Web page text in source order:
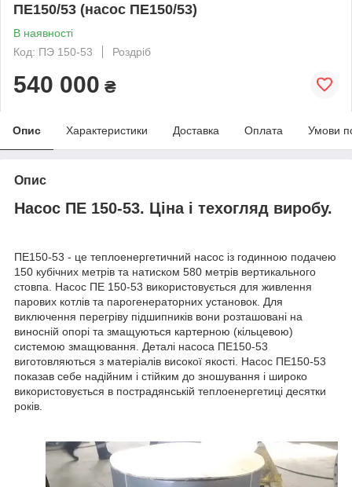
ПЕ150/53 (насос ПЕ150/53)
В наявності
Код: ПЭ 150-53
Роздріб
540 000 ₴
Опис Характеристики Доставка Оплата Умови
Опис
Насос ПЕ 150-53. Ціна і техогляд виробу.
ПЕ150-53 - це теплоенергетичний насос із годинною подачею
150 кубічних метрів та натиском 580 метрів вертикального
стовпа. Насос ПЕ 150-53 використовується для живлення
парових котлів та парогенераторних установок. Для
виключення перегріву підшипників вони розташовані на
виносній опорі та змащуються картерною (кільцевою)
системою змащювання. Деталі насоса ПЕ150-53
виготовляються з матеріалів високої якості. Насос ПЕ150-53
показав себе надійним і стійким до зношування і широко
використовується в пострадянській теплоенергетиці десятки
років.